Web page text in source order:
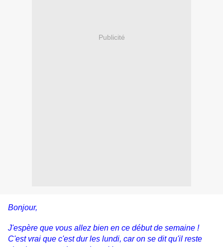
Publicité
Bonjour,
J'espère que vous allez bien en ce début de semaine !
C'est vrai que c'est dur les lundi, car on se dit qu'il reste